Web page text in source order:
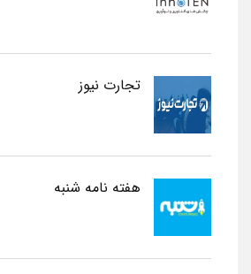
تجارت نیوز
هفته نامه شنبه